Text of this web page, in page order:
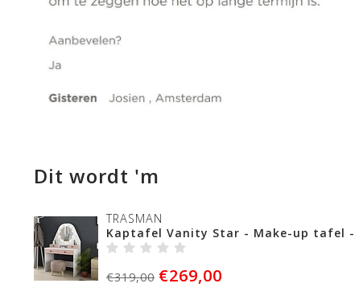
Dit wordt 'm
TRASMAN
Kaptafel Vanity Star - Make-up tafel -
€319,00 €269,00